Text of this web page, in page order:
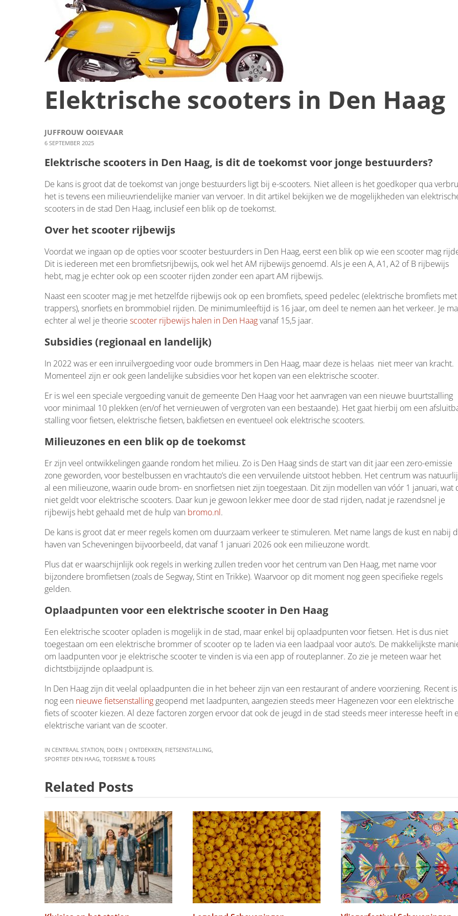
Elektrische scooters in Den Haag
JUFFROUW OOIEVAAR
6 SEPTEMBER 2025
Elektrische scooters in Den Haag, is dit de toekomst voor jonge bestuurders?
De kans is groot dat de toekomst van jonge bestuurders ligt bij e-scooters. Niet alleen is het goedkoper qua
het is tevens een milieuvriendelijke manier van vervoer. In dit artikel bekijken we de mogelijkheden van
scooters in de stad Den Haag, inclusief een blik op de toekomst.
Over het scooter rijbewijs
Voordat we ingaan op de opties voor scooter bestuurders in Den Haag, eerst een blik op wie een scooter mag
Dit is iedereen met een bromfietsrijbewijs, ook wel het AM rijbewijs genoemd. Als je een A, A1, A2 of B rijbewijs
hebt, mag je echter ook op een scooter rijden zonder een apart AM rijbewijs.
Naast een scooter mag je met hetzelfde rijbewijs ook op een bromfiets, speed pedelec (elektrische bromfiets met
trappers), snorfiets en brommobiel rijden. De minimumleeftijd is 16 jaar, om deel te nemen aan het verkeer. Je
echter al wel je theorie scooter rijbewijs halen in Den Haagvanaf 15,5 jaar.
Subsidies (regionaal en landelijk)
In 2022 was er een inruilvergoeding voor oude brommers in Den Haag, maar deze is helaas niet meer van kracht.
Momenteel zijn er ook geen landelijke subsidies voor het kopen van een elektrische scooter.
Er is wel een speciale vergoeding vanuit de gemeente Den Haag voor het aanvragen van een nieuwe buurtstalling
voor minimaal 10 plekken (en/of het vernieuwen of vergroten van een bestaande). Het gaat hierbij om een
stalling voor fietsen, elektrische fietsen, bakfietsen en eventueel ook elektrische scooters.
Milieuzones en een blik op de toekomst
Er zijn veel ontwikkelingen gaande rondom het milieu. Zo is Den Haag sinds de start van dit jaar een zero-emissie
zone geworden, voor bestelbussen en vrachtauto’s die een vervuilende uitstoot hebben. Het centrum was
al een milieuzone, waarin oude brom- en snorfietsen niet zijn toegestaan. Dit zijn modellen van vóór 1 januari, wat
niet geldt voor elektrische scooters. Daar kun je gewoon lekker mee door de stad rijden, nadat je razendsnel je
rijbewijs hebt gehaald met de hulp van bromo.nl.
De kans is groot dat er meer regels komen om duurzaam verkeer te stimuleren. Met name langs de kust en nabij
haven van Scheveningen bijvoorbeeld, dat vanaf 1 januari 2026 ook een milieuzone wordt.
Plus dat er waarschijnlijk ook regels in werking zullen treden voor het centrum van Den Haag, met name voor
bijzondere bromfietsen (zoals de Segway, Stint en Trikke). Waarvoor op dit moment nog geen specifieke regels
gelden.
Oplaadpunten voor een elektrische scooter in Den Haag
Een elektrische scooter opladen is mogelijk in de stad, maar enkel bij oplaadpunten voor fietsen. Het is dus niet
toegestaan om een elektrische brommer of scooter op te laden via een laadpaal voor auto’s. De makkelijkste
om laadpunten voor je elektrische scooter te vinden is via een app of routeplanner. Zo zie je meteen waar het
dichtstbijzijnde oplaadpunt is.
In Den Haag zijn dit veelal oplaadpunten die in het beheer zijn van een restaurant of andere voorziening. Recent
nog een nieuwe fietsenstalling geopend met laadpunten, aangezien steeds meer Hagenezen voor een elektrische
fiets of scooter kiezen. Al deze factoren zorgen ervoor dat ook de jeugd in de stad steeds meer interesse heeft in
elektrische variant van de scooter.
IN CENTRAAL STATION, DOEN | ONTDEKKEN, FIETSENSTALLING,
SPORTIEF DEN HAAG, TOERISME & TOURS
Related Posts